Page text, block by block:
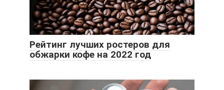
Рейтинг лучших ростеров для
обжарки кофе на 2022 год